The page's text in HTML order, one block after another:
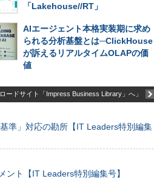
「Lakehouse//RT」
AIエージェント本格実装期に求め
られる分析基盤とは─ClickHouse
が訴えるリアルタイムOLAPの価
値
ードサイト「Impress Business Library」へ」
準」対応の勘所【IT Leaders特別編集
ト【IT Leaders特別編集号】